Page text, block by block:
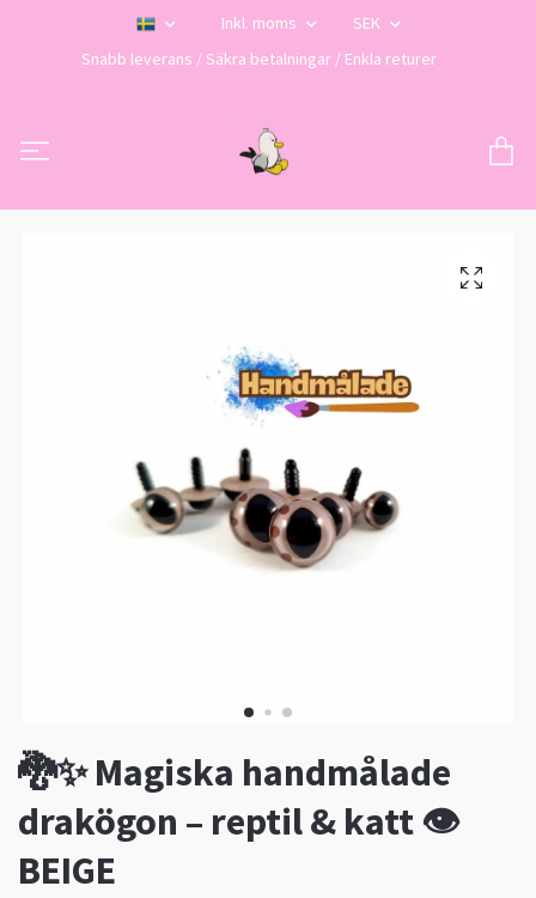
Inkl. moms
SEK
Snabb leverans / Säkra betalningar / Enkla returer
🐉✨ Magiska handmålade
drakögon – reptil & katt 👁️
BEIGE